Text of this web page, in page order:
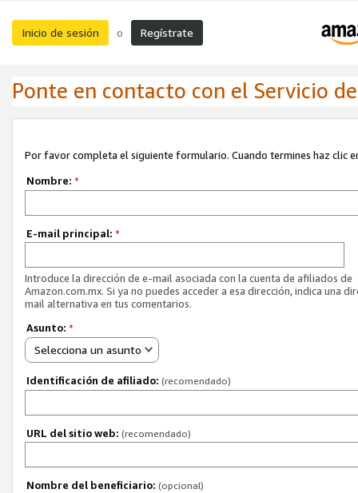
Inicio de sesión o Regístrate
Ponte en contacto con el Servicio
Por favor completa el siguiente formulario. Cuando termines haz clic
Nombre: *
E-mail principal: *
Introduce la dirección de e-mail asociada con la cuenta de afiliados de
Amazon.com.mx. Si ya no puedes acceder a esa dirección, indica una
mail alternativa en tus comentarios.
Asunto: *
Selecciona un asunto
Identificación de afiliado: (recomendado)
URL del sitio web: (recomendado)
Nombre del beneficiario: (opcional)